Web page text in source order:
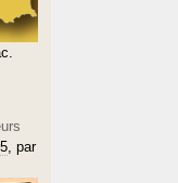
, par